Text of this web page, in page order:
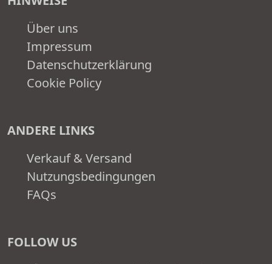
Über uns
Impressum
Datenschutzerklärung
Cookie Policy
ANDERE LINKS
Verkauf & Versand
Nutzungsbedingungen
FAQs
FOLLOW US